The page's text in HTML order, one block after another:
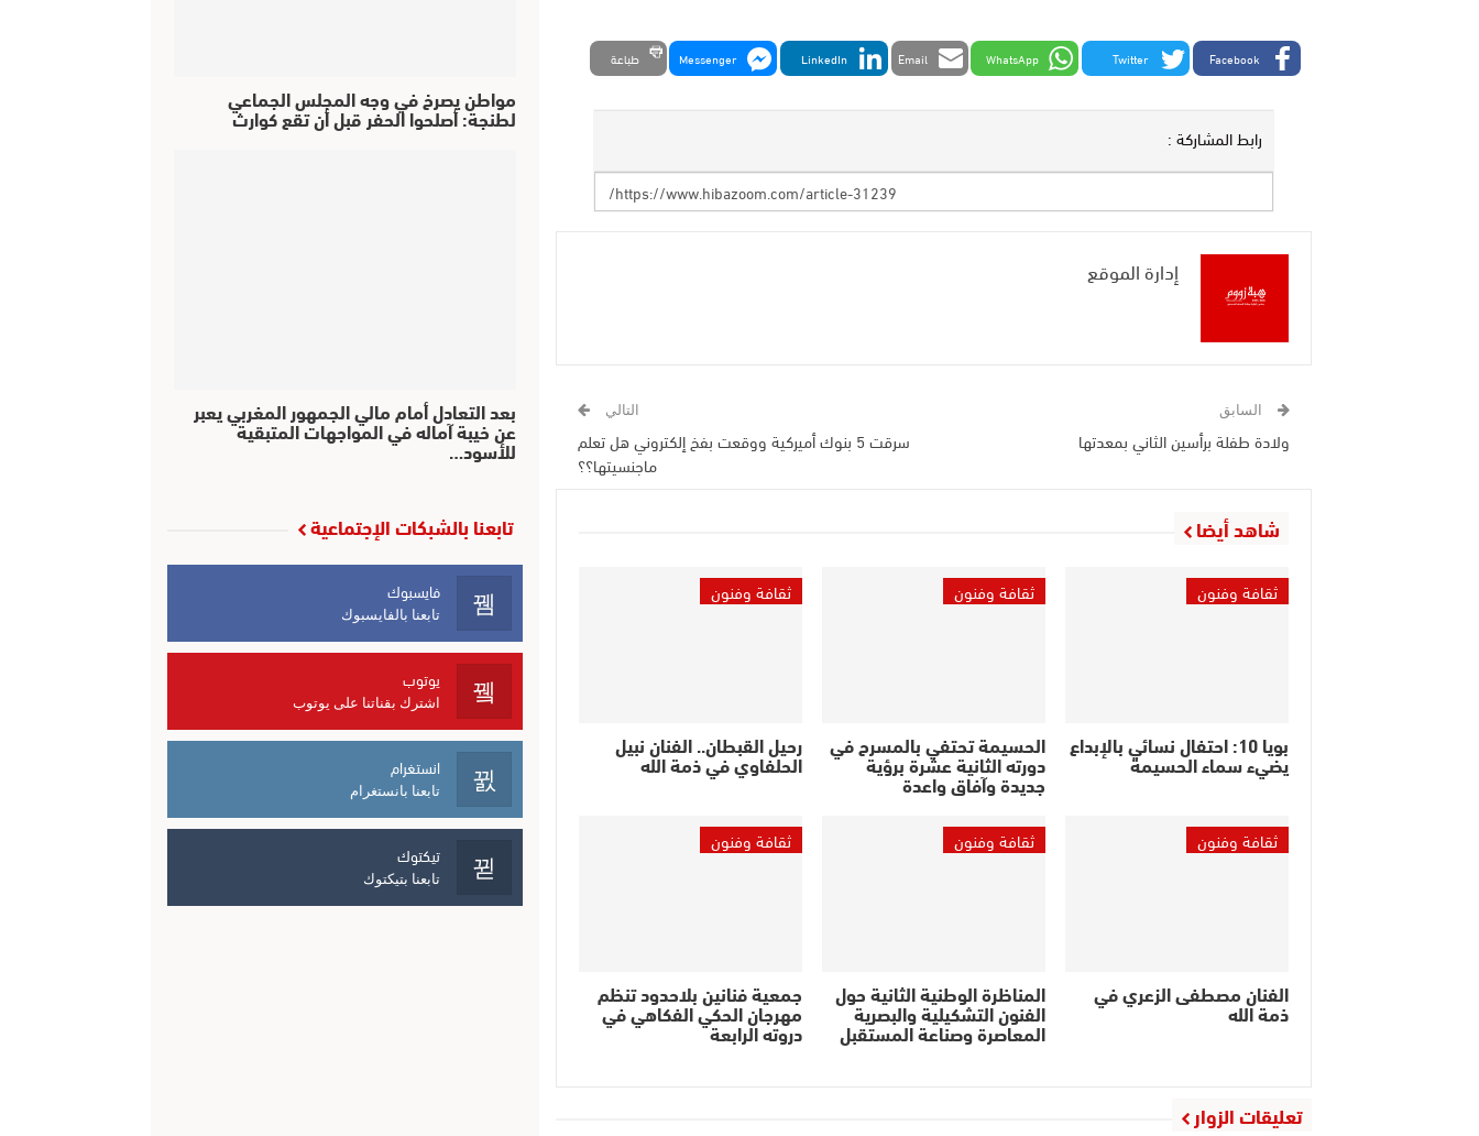
Facebook
Twitter
WhatsApp
Email
LinkedIn
Messenger طباعة
رابط المشاركة :
إدارة الموقع
السابق
ولادة طفلة برأسين الثاني بمعدتها
التالي
سرقت 5 بنوك أميركية ووقعت بفخ إلكتروني هل تعلم
ماجنسيتها؟؟
شاهد أيضا
ثقافة وفنون
بويا 10: احتفال نسائي بالإبداع
يضيء سماء الحسيمة
ثقافة وفنون
الحسيمة تحتفي بالمسرح في
دورته الثانية عشرة برؤية
جديدة وآفاق واعدة
ثقافة وفنون
رحيل القبطان.. الفنان نبيل
الحلفاوي في ذمة الله
ثقافة وفنون
الفنان مصطفى الزعري في
ذمة الله
ثقافة وفنون
المناظرة الوطنية الثانية حول
الفنون التشكيلية والبصرية
المعاصرة وصناعة المستقبل
ثقافة وفنون
جمعية فنانين بلاحدود تنظم
مهرجان الحكي الفكاهي في
دروته الرابعة
تعليقات الزوار
مواطن يصرخ في وجه المجلس الجماعي
لطنجة: أصلحوا الحفر قبل أن تقع كوارث
بعد التعادل أمام مالي الجمهور المغربي يعبر
عن خيبة آماله في المواجهات المتبقية
للأسود…
تابعنا بالشبكات الإجتماعية
فايسبوك
تابعنا بالفايسبوك
يوتوب
اشترك بقناتنا على يوتوب
انستغرام
تابعنا بانستغرام
تيكتوك
تابعنا بتيكتوك